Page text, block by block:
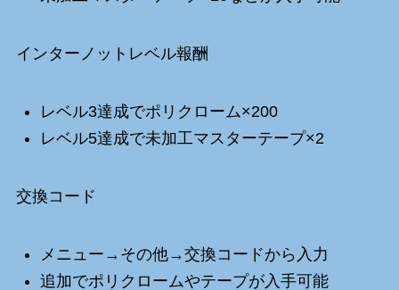
インターノットレベル報酬
レベル3達成でポリクローム×200
レベル5達成で未加工マスターテープ×2
交換コード
メニュー→その他→交換コードから入力
追加でポリクロームやテープが入手可能